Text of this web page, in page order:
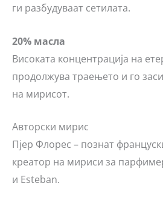
ги разбудуваат сетилата.
20% масла
Високата концентрација на
продолжува траењето и го
на мирисот.
Авторски мирис
Пјер Флорес – познат
креатор на мириси за
и Esteban.